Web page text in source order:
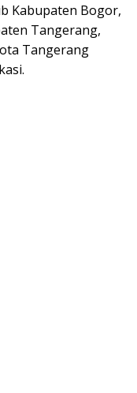
Kabupaten Bogor,
Tangerang,
Tangerang